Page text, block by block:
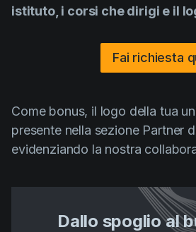
istituto, i corsi che dirigi e il
Fai richiesta
Come bonus, il logo della tua
presente nella sezione Partner
evidenziando la nostra
Dallo spoglio al